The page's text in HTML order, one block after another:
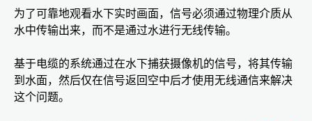
为了可靠地观看水下实时画面，信号必须通过物理介质从
水中传输出来，而不是通过水进行无线传输。
基于电缆的系统通过在水下捕获摄像机的信号，将其传输
到水面，然后仅在信号返回空中后才使用无线通信来解决
这个问题。